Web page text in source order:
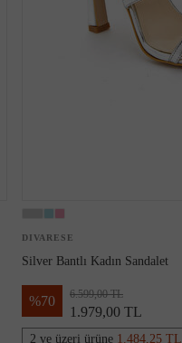
DIVARESE
Silver Bantlı Kadın Sandalet
%70 6.599,00 TL
1.979,00 TL
2 ve üzeri ürüne 1.484,25 TL